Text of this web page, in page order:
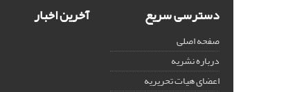
دسترسی سریع
صفحه اصلی
درباره نشریه
اعضای هیات تحریریه
آخرین اخبار